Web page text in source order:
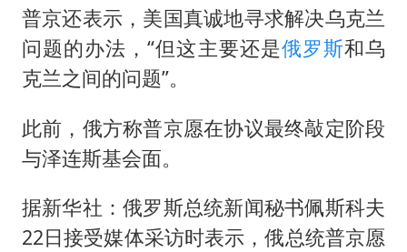
普京还表示，美国真诚地寻求解决乌克兰
问题的办法，“但这主要还是俄罗斯和乌
克兰之间的问题”。
此前，俄方称普京愿在协议最终敲定阶段
与泽连斯基会面。
据新华社：俄罗斯总统新闻秘书佩斯科夫
22日接受媒体采访时表示，俄总统普京愿